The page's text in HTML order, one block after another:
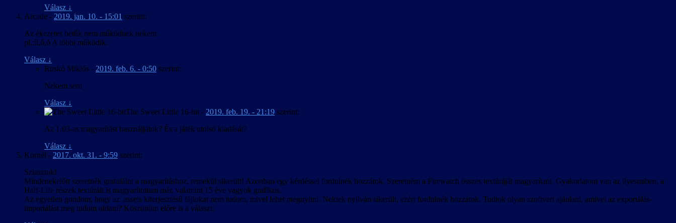
Válasz ↓
Arcade - 2019. jan. 10. - 15:01 szerint:
Az ékezetes betűk nem működnek nekem.
pl.:ű,ő,ó A többi működik.
Válasz ↓
Ruskó Miklós - 2019. feb. 6. - 0:50 szerint:
Nekem sem
Válasz ↓
The Sweet Little 16-bit - 2019. feb. 19. - 21:19 szerint:
Az 1.03-as magyarítást használjátok? És a játék utolsó kiadását?
Válasz ↓
Kornél - 2017. okt. 31. - 9:59 szerint:
Sziasztok!
Mindenekelőtt szeretnék gratulálni a magyarításhoz, remekül sikerült! Azonban egy kérdéssel fordulnék hozzátok. Szeretném a Firewatch összes textúráját magyarítani. Gyakorlatom van az ilyesmiben, a
Half-Life részek textúráit is magyarítottam már, valamint 15 éve vagyok grafikus.
Az egyetlen gondom, hogy az .assets kiterjesztésű fájlokat nem tudom, mivel lehet megnyitni. Nektek nyilván sikerült, ezért fordulnék hozzátok. Tudtok olyan szoftvert ajánlani, amivel az exportálás-
importálást meg tudom oldani? Köszönöm előre is a választ.